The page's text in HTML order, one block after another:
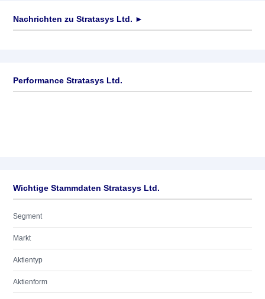
Nachrichten zu Stratasys Ltd. ►
Performance Stratasys Ltd.
Wichtige Stammdaten Stratasys Ltd.
Segment
Markt
Aktientyp
Aktienform